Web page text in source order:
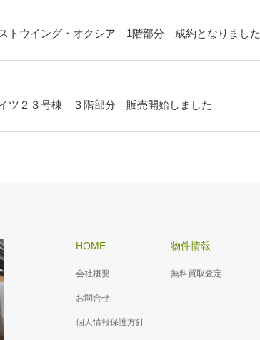
トウイング・オクシア 1階部分 成約となりました
ツ２３号棟 ３階部分 販売開始しました
HOME
会社概要
お問合せ
個人情報保護方針
物件情報
無料買取査定